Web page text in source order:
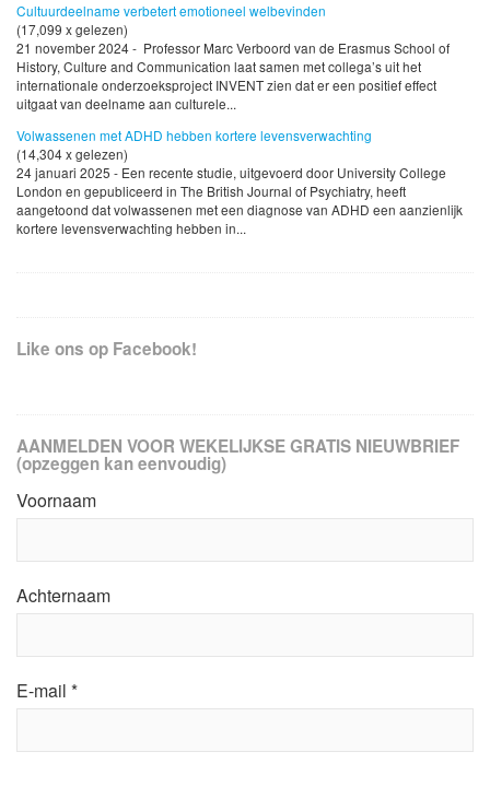
Cultuurdeelname verbetert emotioneel welbevinden
(17,099 x gelezen)
21 november 2024 - Professor Marc Verboord van de Erasmus School of
History, Culture and Communication laat samen met collega’s uit het
internationale onderzoeksproject INVENT zien dat er een positief effect
uitgaat van deelname aan culturele...
Volwassenen met ADHD hebben kortere levensverwachting
(14,304 x gelezen)
24 januari 2025 - Een recente studie, uitgevoerd door University College
London en gepubliceerd in The British Journal of Psychiatry, heeft
aangetoond dat volwassenen met een diagnose van ADHD een aanzienlijk
kortere levensverwachting hebben in...
Like ons op Facebook!
AANMELDEN VOOR WEKELIJKSE GRATIS NIEUWBRIEF
(opzeggen kan eenvoudig)
Voornaam
Achternaam
E-mail *